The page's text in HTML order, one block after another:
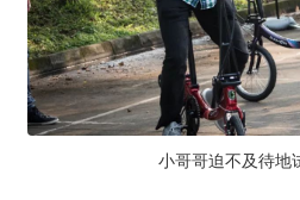
小哥哥迫不及待地